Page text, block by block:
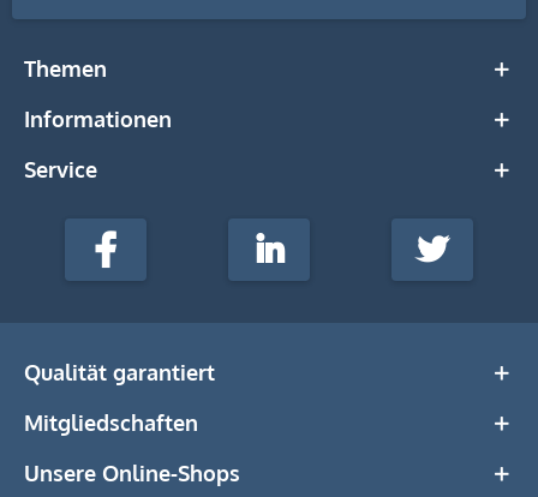
Themen
Informationen
Service
stempel-
Media
Facebook LinkedIn Twitter
Qualität garantiert
Mitgliedschaften
Unsere Online-Shops